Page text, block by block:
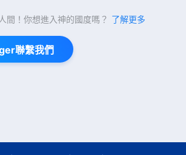
間！你想進入神的國度嗎？ 了解更多
聯繫我們